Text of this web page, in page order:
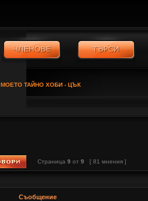
МОЕТО ТАЙНО ХОБИ - ЦЪК
Страница 9 от 9 [ 81 мнения ]
Съобщение